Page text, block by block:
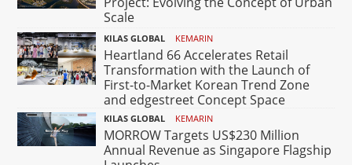
Scale
KILAS GLOBAL KEMARIN
Heartland 66 Accelerates Retail
Transformation with the Launch of
First-to-Market Korean Trend Zone
and edgestreet Concept Space
KILAS GLOBAL KEMARIN
MORROW Targets US$230 Million
Annual Revenue as Singapore Flagship